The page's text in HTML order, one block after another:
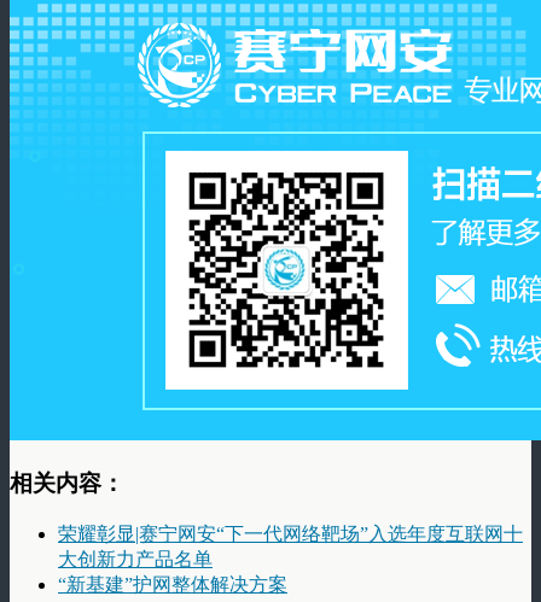
相关内容：
荣耀彰显|赛宁网安“下一代网络靶场”入选年度互联网十
大创新力产品名单
“新基建”护网整体解决方案